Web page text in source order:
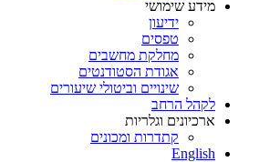
מידע שימושי
ידיעון
טפסים
מחלקת מחשבים
אגודת הסטודנטים
שינויים וביטולי שיעורים
לקהל הרחב
ארכיונים וגלריות
קתדרות ומכונים
English